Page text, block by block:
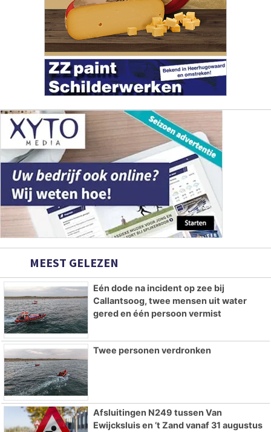
MEEST GELEZEN
Eén dode na incident op zee bij
Callantsoog, twee mensen uit water
gered en één persoon vermist
Twee personen verdronken
Afsluitingen N249 tussen Van
Ewijcksluis en ’t Zand vanaf 31 augustus